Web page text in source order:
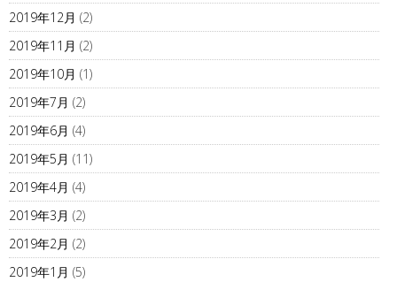
2019年12月 (2)
2019年11月 (2)
2019年10月 (1)
2019年7月 (2)
2019年6月 (4)
2019年5月 (11)
2019年4月 (4)
2019年3月 (2)
2019年2月 (2)
2019年1月 (5)